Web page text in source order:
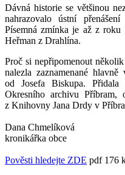
Dávná historie se většinou
nahrazovalo ústní
Písemná zmínka je až z
Heřman z Drahlína.
Proč si nepřipomenout
nalezla zaznamenané
od Josefa Biskupa.
Okresního archivu Příbram,
z Knihovny Jana Drdy v
Dana Chmelíková
kronikářka obce
Pověsti hledejte ZDE pdf 176